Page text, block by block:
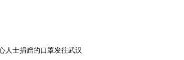
人士捐赠的口罩发往武汉